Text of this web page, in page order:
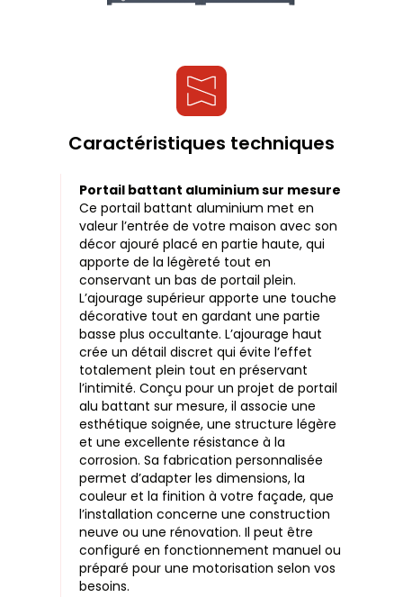
Caractéristiques techniques
Portail battant aluminium sur mesure
Ce portail battant aluminium met en
valeur l’entrée de votre maison avec son
décor ajouré placé en partie haute, qui
apporte de la légèreté tout en
conservant un bas de portail plein.
L’ajourage supérieur apporte une touche
décorative tout en gardant une partie
basse plus occultante. L’ajourage haut
crée un détail discret qui évite l’effet
totalement plein tout en préservant
l’intimité. Conçu pour un projet de portail
alu battant sur mesure, il associe une
esthétique soignée, une structure légère
et une excellente résistance à la
corrosion. Sa fabrication personnalisée
permet d’adapter les dimensions, la
couleur et la finition à votre façade, que
l’installation concerne une construction
neuve ou une rénovation. Il peut être
configuré en fonctionnement manuel ou
préparé pour une motorisation selon vos
besoins.